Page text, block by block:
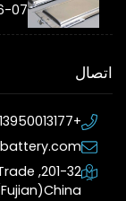
07
اتصال
+8613950013177
Trade